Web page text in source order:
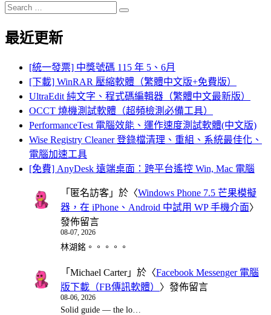
Search
for:
Search
最近更新
[統一發票] 中獎號碼 115 年 5、6月
[下載] WinRAR 壓縮軟體（繁體中文版+免費版）
UltraEdit 純文字、程式碼編輯器（繁體中文最新版）
OCCT 燒機測試軟體（超頻檢測必備工具）
PerformanceTest 電腦效能、運作速度測試軟體(中文版)
Wise Registry Cleaner 登錄檔清理、重組、系統最佳化、
電腦加速工具
[免費] AnyDesk 遠端桌面：跨平台遙控 Win, Mac 電腦
「 匿名訪客 」於〈Windows Phone 7.5 芒果模擬
器，在 iPhone、Android 中試用 WP 手機介面〉
發佈留言
08-07, 2026
林湖銘。。。。。
「 Michael Carter」於〈Facebook Messenger 電腦
版下載（FB傳訊軟體） 〉發佈留言
08-06, 2026
Solid guide — the lo…